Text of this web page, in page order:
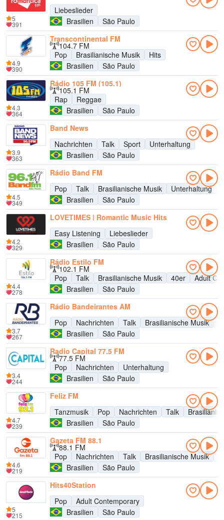
Liebeslieder
Brasilien
São Paulo
5
391
Transcontinental FM
104.7 FM
Pop
Brasilianische Musik
Hits
Brasilien
São Paulo
4.9
390
Rádio 105 FM (105.1)
105.1 FM
Rap
Reggae
Brasilien
São Paulo
4.3
364
Band News
Nachrichten
Talk Sport
Unterhaltung
Brasilien
São Paulo
3.9
363
Rádio Band FM
Pop
Talk Brasilianische Musik
Unterhaltung
Brasilien
São Paulo
4.5
349
LOVETIMES | Romantic Music Hits
Easy Listening
Liebeslieder
Brasilien
São Paulo
4.2
329
Rádio Estilo FM
102.1 FM
Pop
Talk Brasilianische Musik 40er
Adult
Brasilien
São Paulo
4.4
278
Rádio Bandeirantes AM
Pop
Nachrichten Talk Brasilianische Musik
Brasilien
São Paulo
3.7
267
Radio Capital 77.5 FM
77.5 FM
Pop
Nachrichten
Unterhaltung
Brasilien
São Paulo
3.4
244
Feliz FM
Tanzmusik
Pop Nachrichten Talk
Brasilien
São Paulo
4.7
239
Gazeta FM 88.1
88.1 FM
Pop
Nachrichten Talk Brasilianische Musik
Brasilien
São Paulo
4.6
219
Hits40Station
Pop
Adult Contemporary
Brasilien
São Paulo
5
215